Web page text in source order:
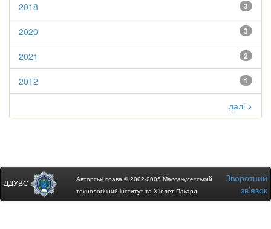
3
2018
3
2020
2
2021
1
2012
далі >
ДДУВС
Авторські права © 2002-2005 Массачусетський
технологічний інститут та Х’юлет Пакард
Зворотний
зв’язок